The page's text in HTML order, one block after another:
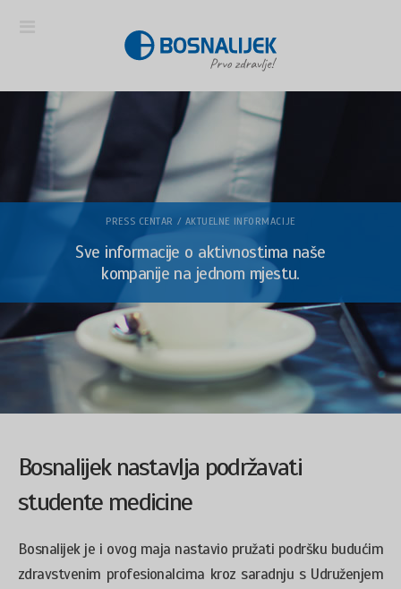
PRESS CENTAR / AKTUELNE INFORMACIJE
Sve informacije o aktivnostima naše
kompanije na jednom mjestu.
Bosnalijek nastavlja podržavati
studente medicine
Bosnalijek je i ovog maja nastavio pružati podršku budućim
zdravstvenim profesionalcima kroz saradnju s Udruženjem